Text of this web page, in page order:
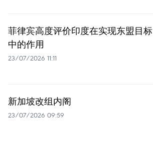
菲律宾高度评价印度在实现东盟目标
中的作用
23/07/2026 11:11
新加坡改组内阁
23/07/2026 09:59